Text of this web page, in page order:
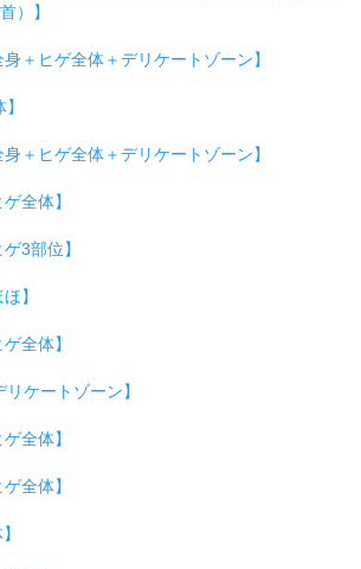
）】
＋ヒゲ全体＋デリケートゾーン】
＋ヒゲ全体＋デリケートゾーン】
全体】
3部位】
】
全体】
ケートゾーン】
全体】
全体】